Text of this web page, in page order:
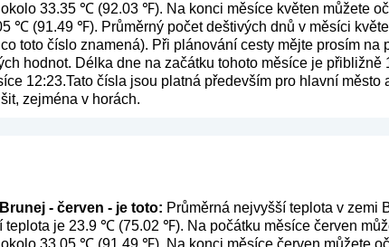
33.35 ℃ (92.03 ℉). Na konci měsíce květen můžete
℃ (91.49 ℉). Průměrný počet deštivých dnů v měsíci
toto číslo znamená). Při plánování cesty mějte prosím na
hodnot. Délka dne na začátku tohoto měsíce je
12:23.Tato čísla jsou platná především pro hlavní
zejména v horách.
- červen - je toto: Průměrná nejvyšší teplota v
je 23.9 ℃ (75.02 ℉). Na počátku měsíce červen
33.05 ℃ (91.49 ℉). Na konci měsíce červen můžete